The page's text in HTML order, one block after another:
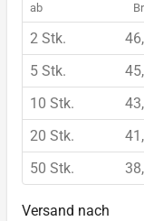
ab
2 Stk.
5 Stk.
10 Stk.
20 Stk.
50 Stk.
Versand nach